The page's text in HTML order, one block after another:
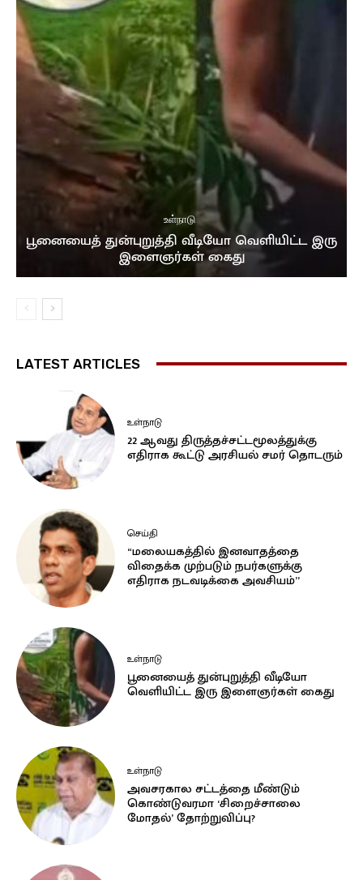
உள்நாடு
பூனையைத் துன்புறுத்தி வீடியோ வெளியிட்ட இரு
இளைஞர்கள் கைது
LATEST ARTICLES
உள்நாடு
22 ஆவது திருத்தச்சட்டமூலத்துக்கு
எதிராக கூட்டு அரசியல் சமர் தொடரும்
செய்தி
“மலையகத்தில் இனவாதத்தை
விதைக்க முற்படும் நபர்களுக்கு
எதிராக நடவடிக்கை அவசியம்”
உள்நாடு
பூனையைத் துன்புறுத்தி வீடியோ
வெளியிட்ட இரு இளைஞர்கள் கைது
உள்நாடு
அவசரகால சட்டத்தை மீண்டும்
கொண்டுவரமா ‘சிறைச்சாலை
மோதல்’ தோற்றுவிப்பு?